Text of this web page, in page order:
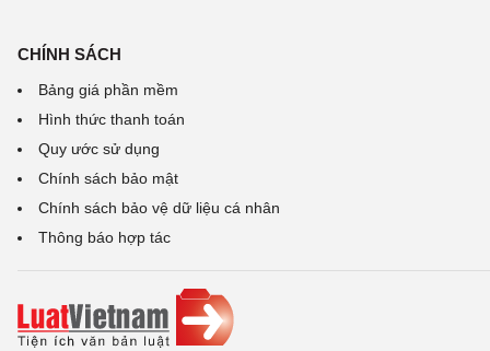
CHÍNH SÁCH
Bảng giá phần mềm
Hình thức thanh toán
Quy ước sử dụng
Chính sách bảo mật
Chính sách bảo vệ dữ liệu cá nhân
Thông báo hợp tác